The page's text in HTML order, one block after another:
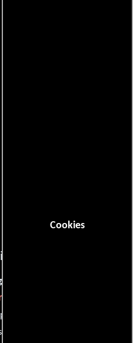
Cookies
of a Nervous Breakdown
Almodóvar
a Pepa,